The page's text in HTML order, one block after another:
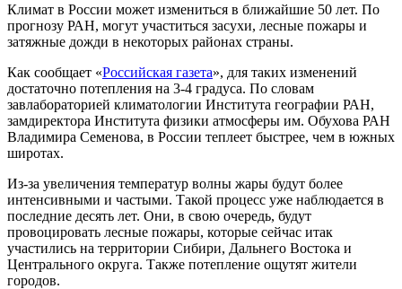
Климат в России может измениться в ближайшие 50 лет. По
прогнозу РАН, могут участиться засухи, лесные пожары и
затяжные дожди в некоторых районах страны.
Как сообщает «Российская газета», для таких изменений
достаточно потепления на 3-4 градуса. По словам
завлабораторией климатологии Института географии РАН,
замдиректора Института физики атмосферы им. Обухова РАН
Владимира Семенова, в России теплеет быстрее, чем в южных
широтах.
Из-за увеличения температур волны жары будут более
интенсивными и частыми. Такой процесс уже наблюдается в
последние десять лет. Они, в свою очередь, будут
провоцировать лесные пожары, которые сейчас итак
участились на территории Сибири, Дальнего Востока и
Центрального округа. Также потепление ощутят жители
городов.